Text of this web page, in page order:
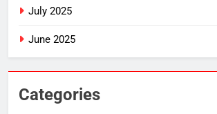
July 2025
June 2025
Categories